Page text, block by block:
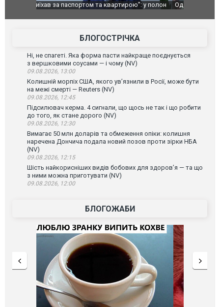
Одесу накрила потужна злива з градом та
Вже
БЛОГОСТРІЧКА
Ні, не спагеті. Яка форма пасти найкраще поєднується
з вершковими соусами — і чому (NV)
09.08.2026, 13:00
Колишній морпіх США, якого ув’язнили в Росії, може бути
на межі смерті — Reuters (NV)
09.08.2026, 12:45
Підсилювач керма. 4 сигнали, що щось не так і що робити
до того, як стане дорого (NV)
09.08.2026, 12:30
Вимагає 50 млн доларів та обмеження опіки: колишня
наречена Дончича подала новий позов проти зірки НБА
(NV)
09.08.2026, 12:15
Шість найкорисніших видів бобових для здоров’я — та що
з ними можна приготувати (NV)
09.08.2026, 12:00
БЛОГОЖАБИ